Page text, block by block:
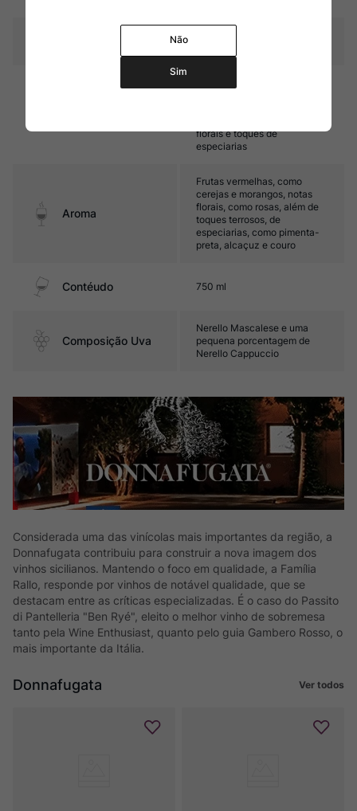
florais e toques de
especiarias
Aroma
Frutas vermelhas, como
cerejas e morangos, notas
florais, como rosas, além de
toques terrosos, de
especiarias, como pimenta-
preta, alcaçuz e couro
Contéudo 750 ml
Composição Uva
Nerello Mascalese e uma
pequena porcentagem de
Nerello Cappuccio
Considerada uma das vinícolas mais importantes da região, a
Donnafugata contribuiu para construir a nova imagem dos
vinhos sicilianos. Mantendo o foco em qualidade, a Família
Rallo, responde por vinhos de notável qualidade, que se
destacam entre as críticas especializadas. É o caso do Passito
di Pantelleria "Ben Ryé", eleito o melhor vinho de sobremesa
tanto pela Wine Enthusiast, quanto pelo guia Gambero Rosso, o
mais importante da Itália.
Donnafugata Ver todos
Não
Sim